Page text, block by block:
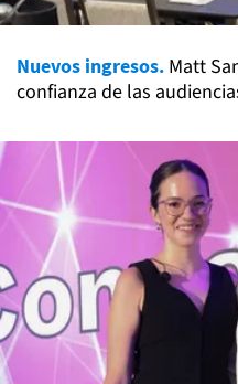
Nuevos ingresos. Matt
confianza de las